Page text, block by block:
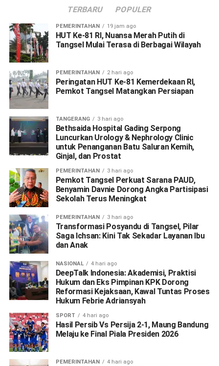
TERBARU POPULER
PEMERINTAHAN 19 jam ago
HUT Ke-81 RI, Nuansa Merah Putih di
Tangsel Mulai Terasa di Berbagai Wilayah
PEMERINTAHAN 2 hari ago
Peringatan HUT Ke-81 Kemerdekaan RI,
Pemkot Tangsel Matangkan Persiapan
TANGERANG 3 hari ago
Bethsaida Hospital Gading Serpong
Luncurkan Urology & Nephrology Clinic
untuk Penanganan Batu Saluran Kemih,
Ginjal, dan Prostat
PEMERINTAHAN 3 hari ago
Pemkot Tangsel Perkuat Sarana PAUD,
Benyamin Davnie Dorong Angka Partisipasi
Sekolah Terus Meningkat
PEMERINTAHAN 3 hari ago
Transformasi Posyandu di Tangsel, Pilar
Saga Ichsan: Kini Tak Sekadar Layanan Ibu
dan Anak
NASIONAL 4 hari ago
DeepTalk Indonesia: Akademisi, Praktisi
Hukum dan Eks Pimpinan KPK Dorong
Reformasi Kejaksaan, Kawal Tuntas Proses
Hukum Febrie Adriansyah
SPORT 4 hari ago
Hasil Persib Vs Persija 2-1, Maung Bandung
Melaju ke Final Piala Presiden 2026
PEMERINTAHAN 4 hari ago